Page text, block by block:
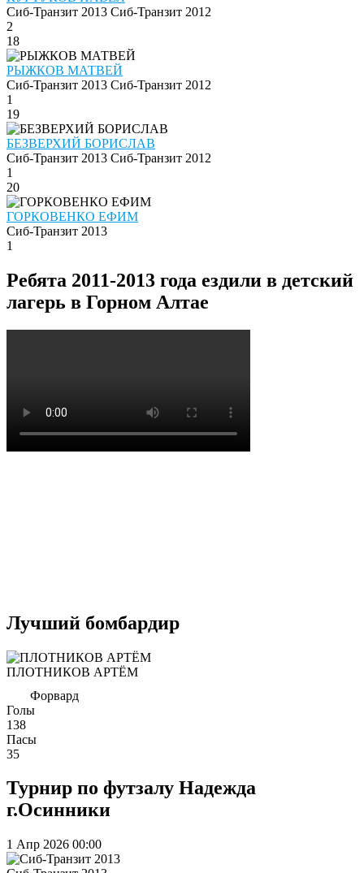
Сиб-Транзит 2013 Сиб-Транзит 2012
2
18
РЫЖКОВ МАТВЕЙ
Сиб-Транзит 2013 Сиб-Транзит 2012
1
19
БЕЗВЕРХИЙ БОРИСЛАВ
Сиб-Транзит 2013 Сиб-Транзит 2012
1
20
ГОРКОВЕНКО ЕФИМ
Сиб-Транзит 2013
1
Ребята 2011-2013 года ездили в детский
лагерь в Горном Алтае
Лучший бомбардир
ПЛОТНИКОВ АРТЁМ
Форвард
Голы
138
Пасы
35
Турнир по футзалу Надежда
г.Осинники
1 Апр 2026 00:00